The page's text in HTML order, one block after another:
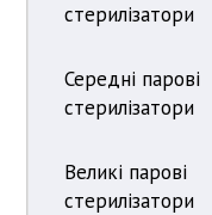
стерилізатори
Середні парові
стерилізатори
Великі парові
стерилізатори